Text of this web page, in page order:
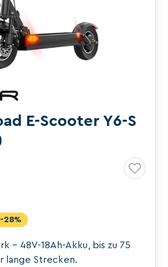
E-Scooter Y6-S
Merken
-28%
– 48V-18Ah-Akku, bis zu 75
lange Strecken.